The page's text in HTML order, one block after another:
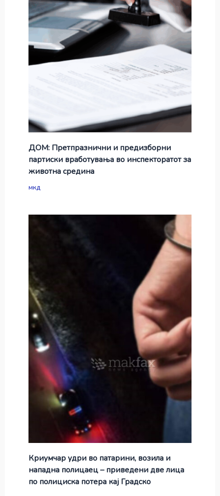
ДОМ: Претпразнични и предизборни
партиски вработувања во инспекторатот за
животна средина
мкд
Криумчар удри во патарини, возила и
нападна полицаец – приведени две лица
по полициска потера кај Градско